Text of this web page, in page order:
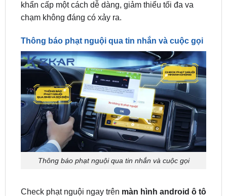
Thông báo phạt nguội qua tin nhắn và cuộc gọi
Thông báo phạt nguội qua tin nhắn và cuộc gọi
Check phạt nguội ngay trênmàn hình android ô tô
“Phạt nguội + biển số xe”. Ngoài ra, nếu bạn chưa